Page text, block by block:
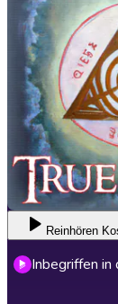
Reinhören
Inbegriffen